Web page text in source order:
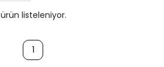
ürün listeleniyor.
1